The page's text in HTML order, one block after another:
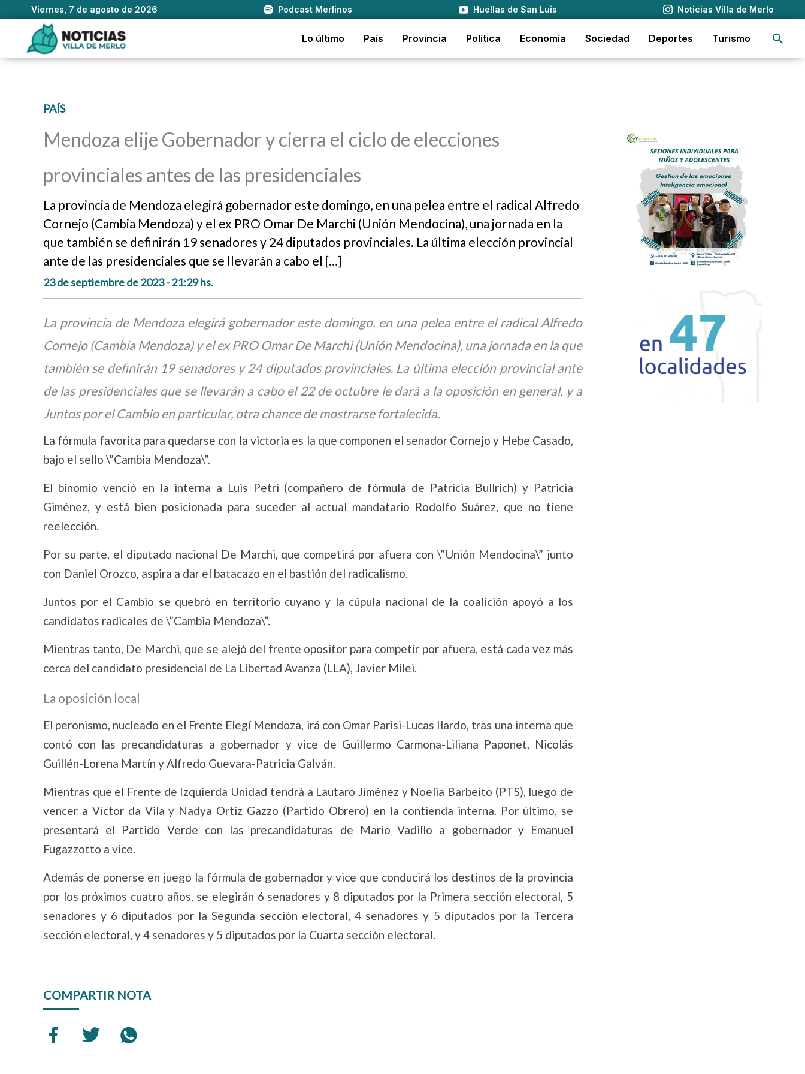
Viernes, 7 de agosto de 2026 Podcast Merlinos Huellas de San Luis Noticias Villa de Merlo
contenido
Lo último País Provincia Política Economía Sociedad Deportes Turismo
PAÍS
Mendoza elije Gobernador y cierra el ciclo de elecciones
provinciales antes de las presidenciales
La provincia de Mendoza elegirá gobernador este domingo, en una pelea entre el radical Alfredo
Cornejo (Cambia Mendoza) y el ex PRO Omar De Marchi (Unión Mendocina), una jornada en la
que también se definirán 19 senadores y 24 diputados provinciales. La última elección provincial
ante de las presidenciales que se llevarán a cabo el […]
23 de septiembre de 2023 - 21:29 hs.
La provincia de Mendoza elegirá gobernador este domingo, en una pelea entre el radical Alfredo
Cornejo (Cambia Mendoza) y el ex PRO Omar De Marchi (Unión Mendocina), una jornada en la que
también se definirán 19 senadores y 24 diputados provinciales. La última elección provincial ante
de las presidenciales que se llevarán a cabo el 22 de octubre le dará a la oposición en general, y a
Juntos por el Cambio en particular, otra chance de mostrarse fortalecida.
La fórmula favorita para quedarse con la victoria es la que componen el senador Cornejo y Hebe Casado,
bajo el sello \”Cambia Mendoza\”.
El binomio venció en la interna a Luis Petri (compañero de fórmula de Patricia Bullrich) y Patricia
Giménez, y está bien posicionada para suceder al actual mandatario Rodolfo Suárez, que no tiene
reelección.
Por su parte, el diputado nacional De Marchi, que competirá por afuera con \”Unión Mendocina\” junto
con Daniel Orozco, aspira a dar el batacazo en el bastión del radicalismo.
Juntos por el Cambio se quebró en territorio cuyano y la cúpula nacional de la coalición apoyó a los
candidatos radicales de \”Cambia Mendoza\”.
Mientras tanto, De Marchi, que se alejó del frente opositor para competir por afuera, está cada vez más
cerca del candidato presidencial de La Libertad Avanza (LLA), Javier Milei.
La oposición local
El peronismo, nucleado en el Frente Elegí Mendoza, irá con Omar Parisi-Lucas Ilardo, tras una interna que
contó con las precandidaturas a gobernador y vice de Guillermo Carmona-Liliana Paponet, Nicolás
Guillén-Lorena Martín y Alfredo Guevara-Patricia Galván.
Mientras que el Frente de Izquierda Unidad tendrá a Lautaro Jiménez y Noelia Barbeito (PTS), luego de
vencer a Víctor da Vila y Nadya Ortiz Gazzo (Partido Obrero) en la contienda interna. Por último, se
presentará el Partido Verde con las precandidaturas de Mario Vadillo a gobernador y Emanuel
Fugazzotto a vice.
Además de ponerse en juego la fórmula de gobernador y vice que conducirá los destinos de la provincia
por los próximos cuatro años, se elegirán 6 senadores y 8 diputados por la Primera sección electoral, 5
senadores y 6 diputados por la Segunda sección electoral, 4 senadores y 5 diputados por la Tercera
sección electoral, y 4 senadores y 5 diputados por la Cuarta sección electoral.
COMPARTIR NOTA